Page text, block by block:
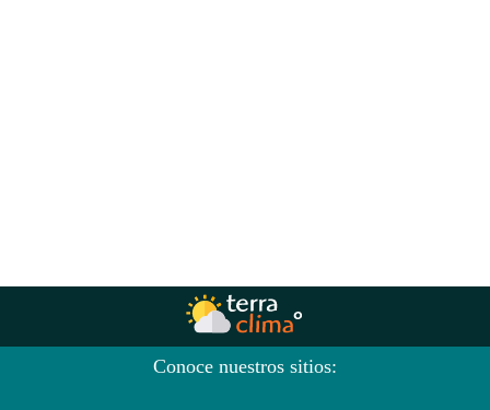
Conoce nuestros sitios: